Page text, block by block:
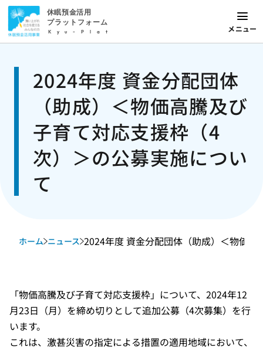
休眠預金活用
プラットフォーム
Kyu-Plat メニュー
2024年度 資金分配団体
（助成）＜物価高騰及び
子育て対応支援枠（4
次）＞の公募実施につい
て
ホーム ニュース 2024年度 資金分配団体（助成）＜物価高
「物価高騰及び子育て対応支援枠」について、2024年12
月23日（月）を締め切りとして追加公募（4次募集）を行
います。
これは、激甚災害の指定による措置の適用地域において、